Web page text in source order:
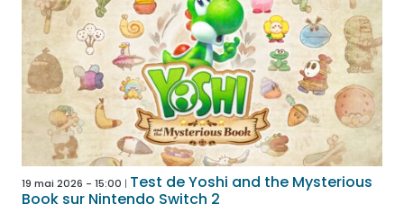
19 mai 2026 - 15:00
Test de Yoshi and the Mysterious
Book sur Nintendo Switch 2